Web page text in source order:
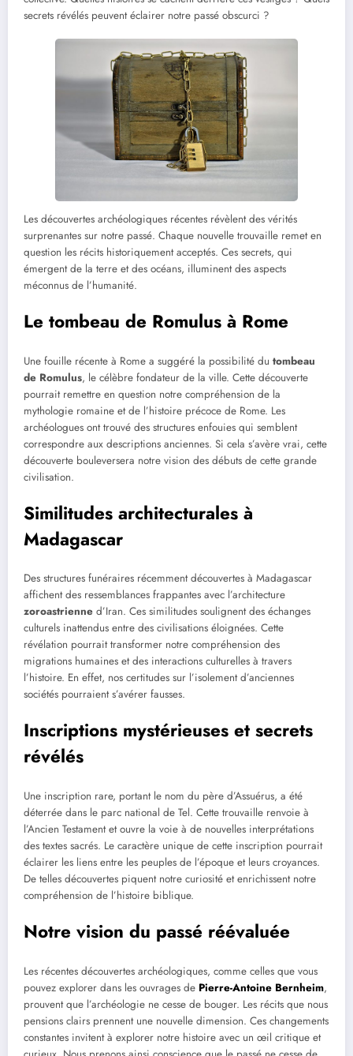
secrets révélés peuvent éclairer notre passé obscurci ?
Les découvertes archéologiques récentes révèlent des vérités
surprenantes sur notre passé. Chaque nouvelle trouvaille remet en
question les récits historiquement acceptés. Ces secrets, qui
émergent de la terre et des océans, illuminent des aspects
méconnus de l’humanité.
Le tombeau de Romulus à Rome
Une fouille récente à Rome a suggéré la possibilité du tombeau
de Romulus, le célèbre fondateur de la ville. Cette découverte
pourrait remettre en question notre compréhension de la
mythologie romaine et de l’histoire précoce de Rome. Les
archéologues ont trouvé des structures enfouies qui semblent
correspondre aux descriptions anciennes. Si cela s’avère vrai, cette
découverte bouleversera notre vision des débuts de cette grande
civilisation.
Similitudes architecturales à
Madagascar
Des structures funéraires récemment découvertes à Madagascar
affichent des ressemblances frappantes avec l’architecture
zoroastrienne d’Iran. Ces similitudes soulignent des échanges
culturels inattendus entre des civilisations éloignées. Cette
révélation pourrait transformer notre compréhension des
migrations humaines et des interactions culturelles à travers
l’histoire. En effet, nos certitudes sur l’isolement d’anciennes
sociétés pourraient s’avérer fausses.
Inscriptions mystérieuses et secrets
révélés
Une inscription rare, portant le nom du père d’Assuérus, a été
déterrée dans le parc national de Tel. Cette trouvaille renvoie à
l’Ancien Testament et ouvre la voie à de nouvelles interprétations
des textes sacrés. Le caractère unique de cette inscription pourrait
éclairer les liens entre les peuples de l’époque et leurs croyances.
De telles découvertes piquent notre curiosité et enrichissent notre
compréhension de l’histoire biblique.
Notre vision du passé réévaluée
Les récentes découvertes archéologiques, comme celles que vous
pouvez explorer dans les ouvrages de Pierre-Antoine Bernheim,
prouvent que l’archéologie ne cesse de bouger. Les récits que nous
pensions clairs prennent une nouvelle dimension. Ces changements
constantes invitent à explorer notre histoire avec un œil critique et